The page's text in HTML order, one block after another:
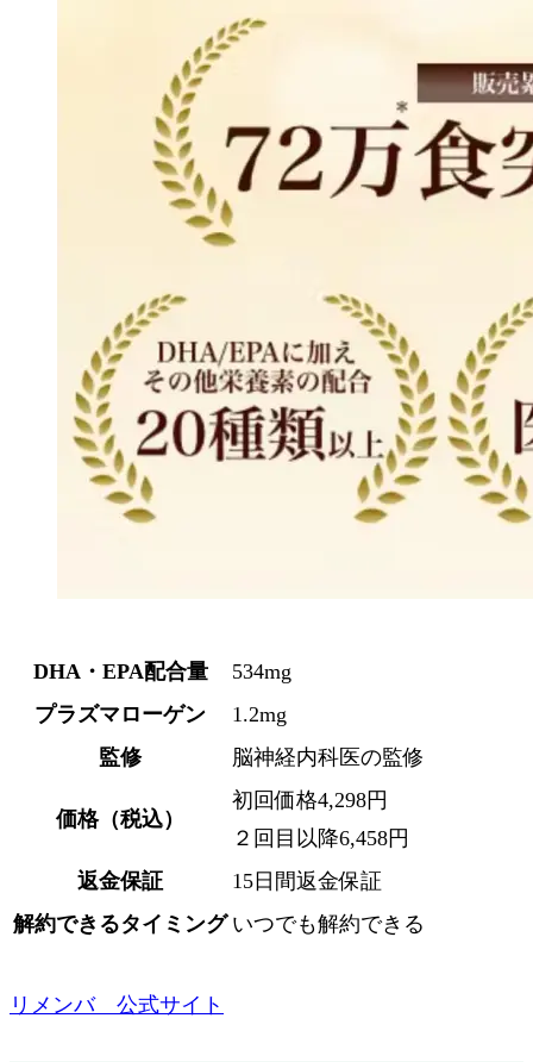
DHA・EPA配合量
534mg
プラズマローゲン
1.2mg
監修
脳神経内科医の監修
価格（税込）
初回価格4,298円
２回目以降6,458円
返金保証
15日間返金保証
解約できるタイミング いつでも解約できる
リメンバ 公式サイト